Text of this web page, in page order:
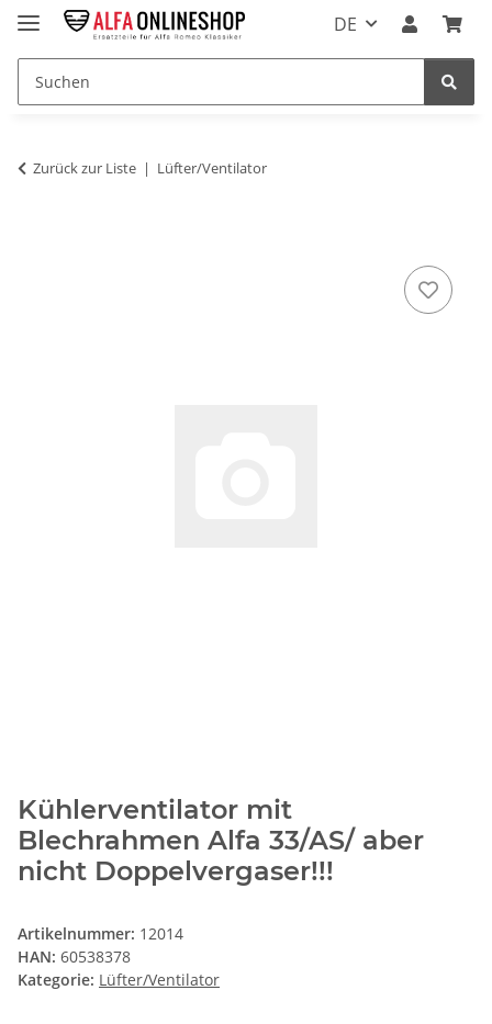
DE
Zurück zur Liste Lüfter/Ventilator
Kühlerventilator mit
Blechrahmen Alfa 33/AS/ aber
nicht Doppelvergaser!!!
Artikelnummer: 12014
HAN: 60538378
Kategorie: Lüfter/Ventilator